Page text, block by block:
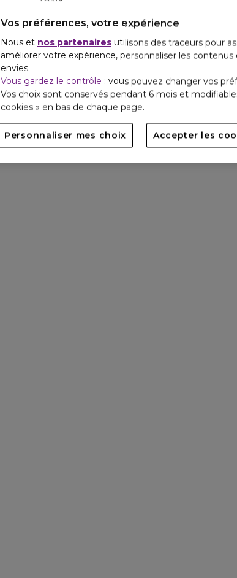
Vos préférences, votre expérience
Nous et nos partenaires utilisons des traceurs pour
améliorer votre expérience, personnaliser les
envies.
Vous gardez le contrôle : vous pouvez changer vos
Vos choix sont conservés pendant 6 mois et
cookies » en bas de chaque page.
Personnaliser mes choix Accepter les